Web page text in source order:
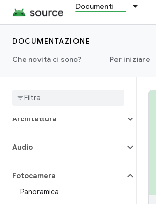
Documenti
DOCUMENTAZIONE
Che novità ci sono?
Per iniziare
Architettura
Audio
Fotocamera
Panoramica